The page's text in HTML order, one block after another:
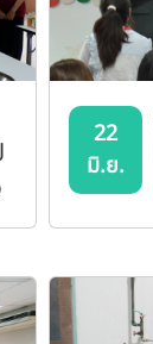
22
มิ.ย.